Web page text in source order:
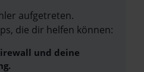
aufgetreten.
die dir helfen können:
und deine